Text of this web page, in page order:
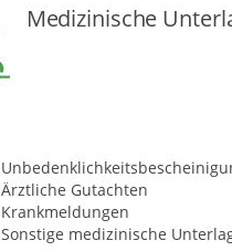
Medizinische
Ärztliche Gutachten
Krankmeldungen
Sonstige medizinische